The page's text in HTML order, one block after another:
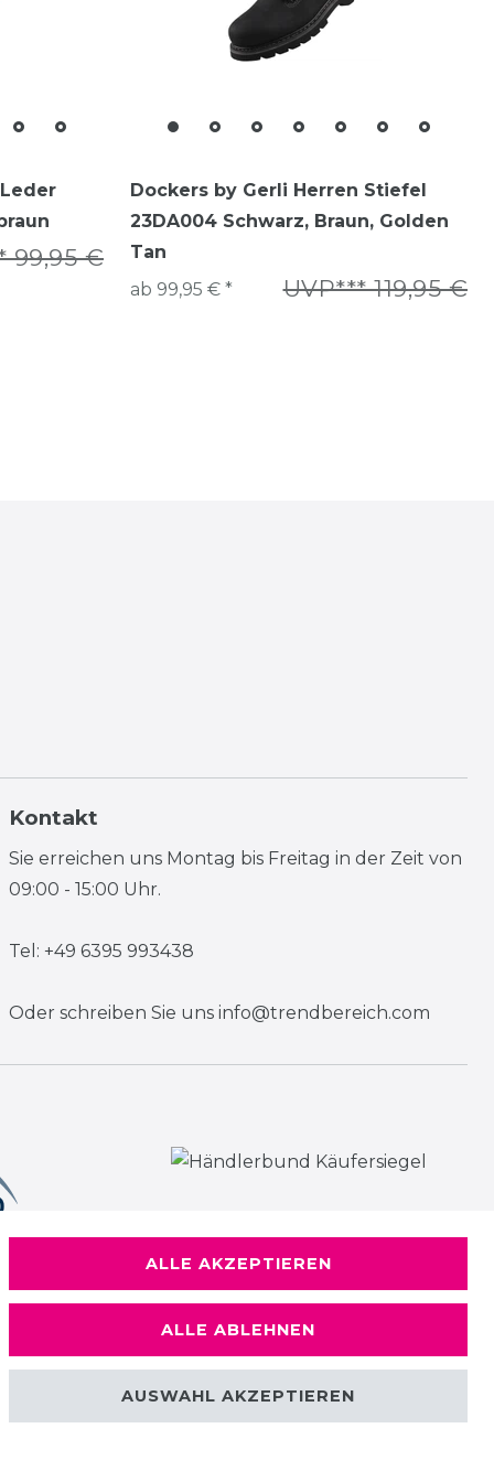
99,95 €
Dockers by Gerli Herren Stiefel
23DA004 Schwarz, Braun, Golden
Tan
UVP*** 119,95 €
ab 99,95 € *
Kontakt
Sie erreichen uns Montag bis Freitag in der Zeit von
09:00 - 15:00 Uhr.
Tel: +49 6395 993438
Oder schreiben Sie uns info@trendbereich.com
ALLE AKZEPTIEREN
ALLE ABLEHNEN
AUSWAHL AKZEPTIEREN